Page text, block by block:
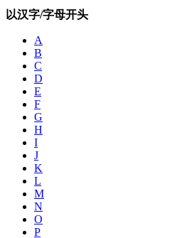
以汉字/字母开头
A
B
C
D
E
F
G
H
I
J
K
L
M
N
O
P